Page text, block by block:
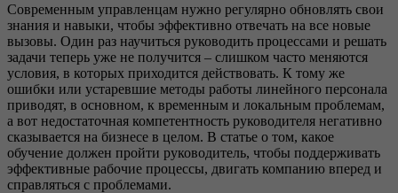
Современным управленцам нужно регулярно обновлять свои
знания и навыки, чтобы эффективно отвечать на все новые
вызовы. Один раз научиться руководить процессами и решать
задачи теперь уже не получится – слишком часто меняются
условия, в которых приходится действовать. К тому же
ошибки или устаревшие методы работы линейного персонала
приводят, в основном, к временным и локальным проблемам,
а вот недостаточная компетентность руководителя негативно
сказывается на бизнесе в целом. В статье о том, какое
обучение должен пройти руководитель, чтобы поддерживать
эффективные рабочие процессы, двигать компанию вперед и
справляться с проблемами.